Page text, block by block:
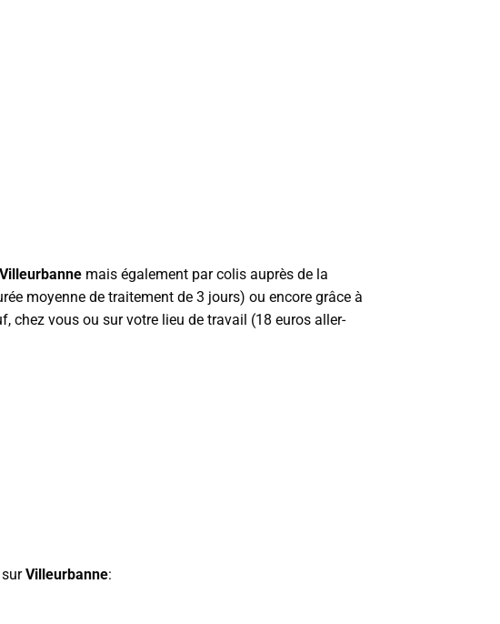
Villeurbanne mais également par colis auprès de la
moyenne de traitement de 3 jours) ou encore grâce à
chez vous ou sur votre lieu de travail (18 euros aller-
Villeurbanne: